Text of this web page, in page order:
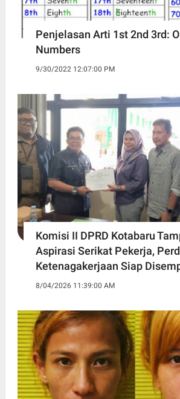
Penjelasan Arti 1st 2nd 3rd:
Numbers
9/30/2022 12:07:00 PM
Komisi II DPRD Kotabaru
Aspirasi Serikat Pekerja,
Ketenagakerjaan Siap
8/04/2026 11:39:00 AM